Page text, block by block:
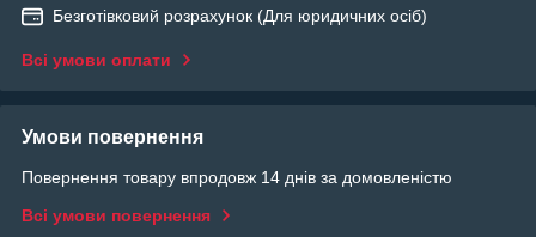
Безготівковий розрахунок (Для юридичних осіб)
Всі умови оплати
Умови повернення
Повернення товару впродовж 14 днів за домовленістю
Всі умови повернення